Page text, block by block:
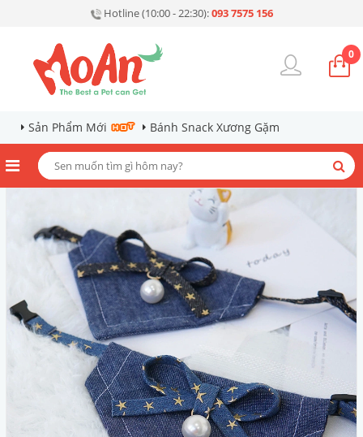
Hotline (10:00 - 22:30):093 7575 156
0
Sản Phẩm Mới Bánh Snack Xương Gặm